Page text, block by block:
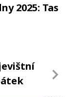
2025: Tas